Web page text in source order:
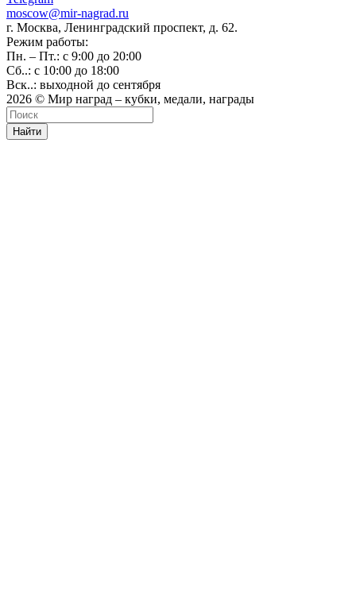
moscow@mir-nagrad.ru
г. Москва, Ленинградский проспект, д. 62.
Режим работы:
Пн. – Пт.: с 9:00 до 20:00
Сб..: с 10:00 до 18:00
Вск..: выходной до сентября
2026 © Мир наград – кубки, медали, награды
Найти